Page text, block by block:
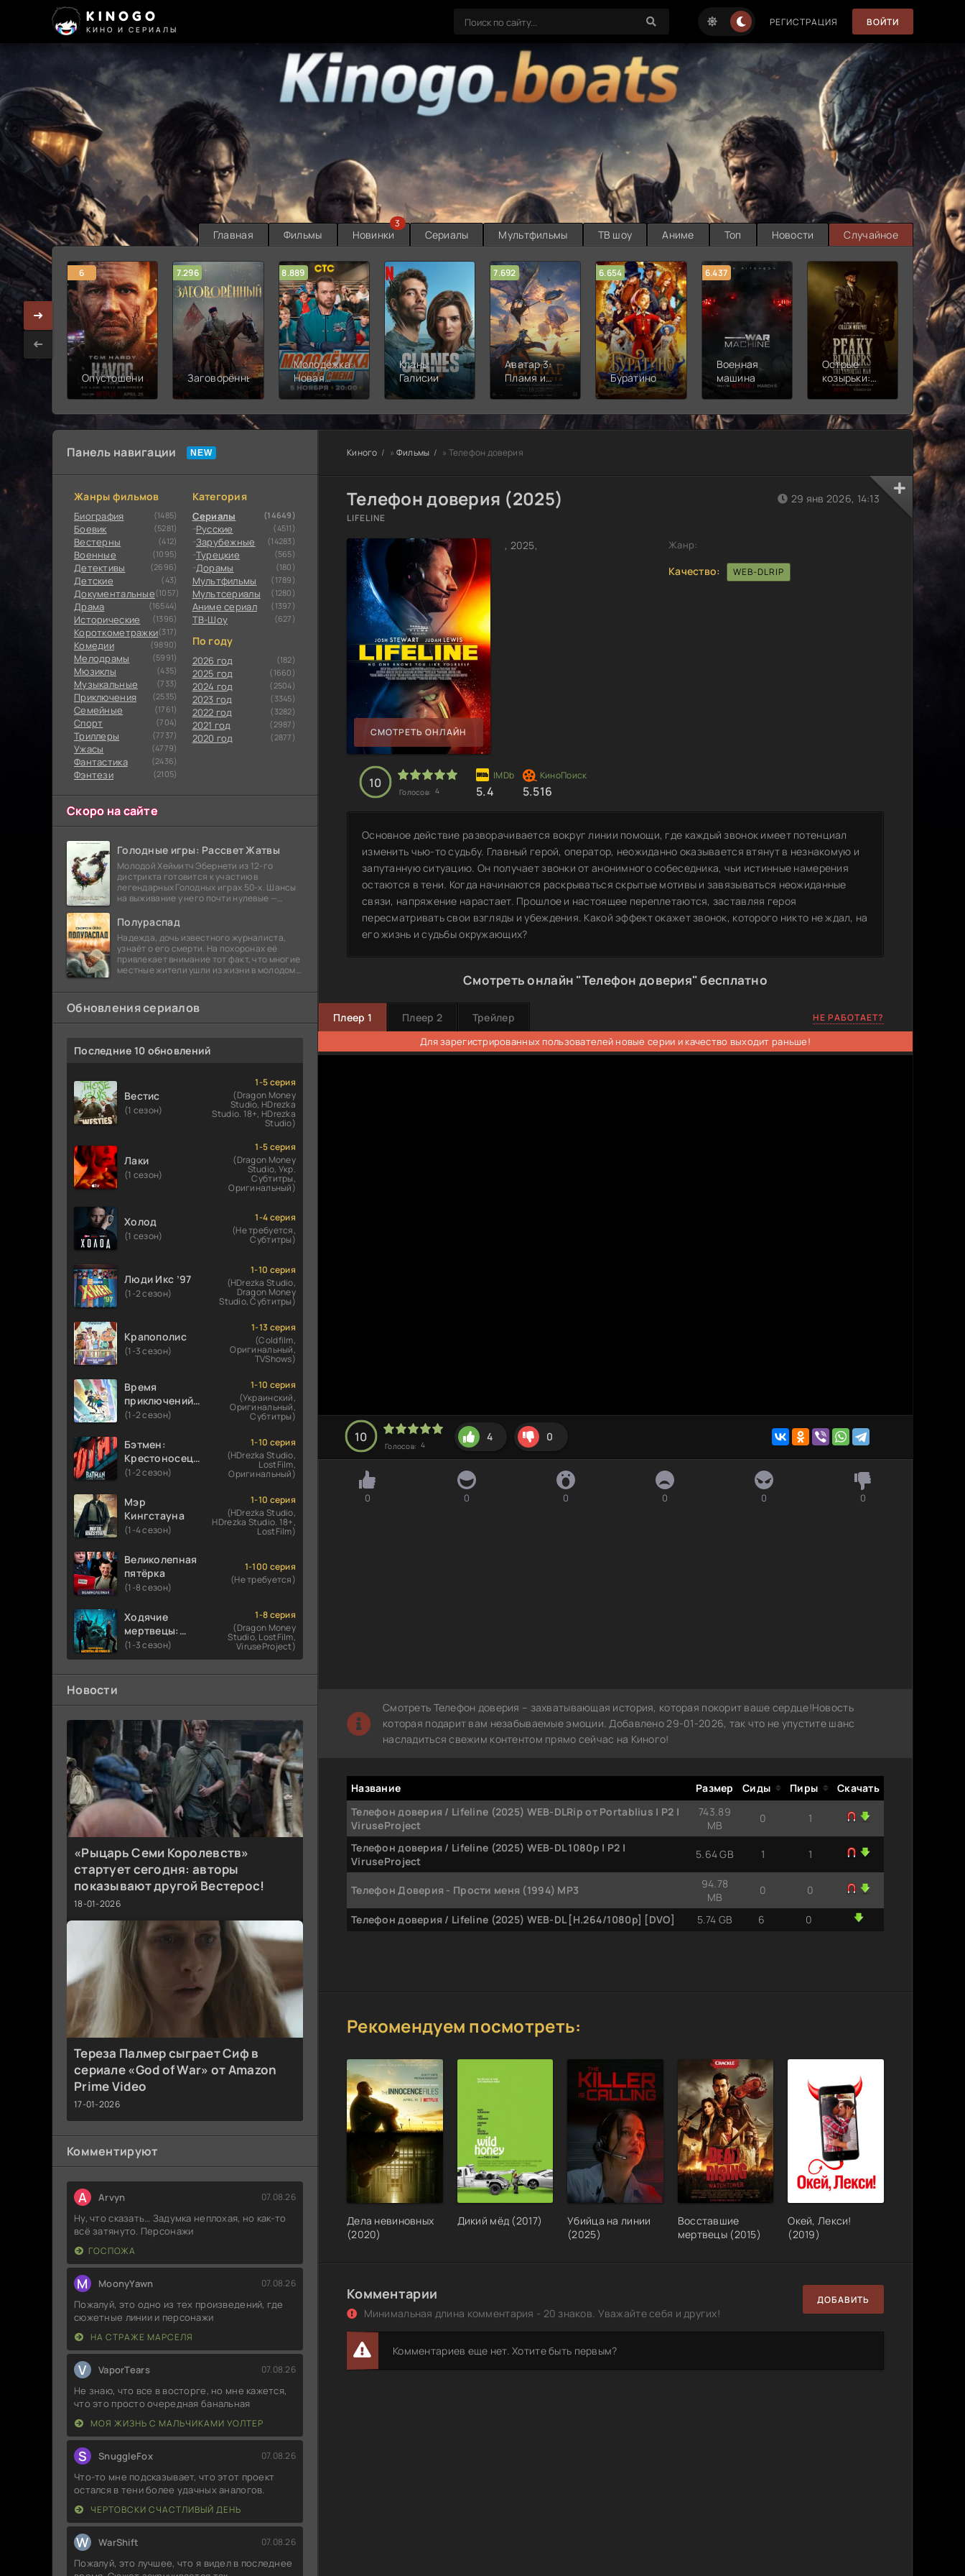
KINOGO
КИНО И СЕРИАЛЫ
РЕГИСТРАЦИЯ ВОЙТИ
Главная Фильмы Новинки
3
Сериалы Мультфильмы ТВ шоу Аниме Топ Новости Случайное
6
Опустошение
7.296
Заговорённый
8.889
Молодёжка:
Новая
смена
Кланы
Галисии
7.692
Аватар 3:
Пламя и
пепел
6.654
Буратино
6.437
Военная
машина
Острые
козырьки:
Бессмертный
7.187
2
Панель навигации
Жанры фильмов
Биография (1485)
Боевик (5281)
Вестерны (412)
Военные (1095)
Детективы (2696)
Детские (43)
Документальные(1057)
Драма (16544)
Исторические (1396)
Короткометражки(317)
Комедии (9890)
Мелодрамы (5991)
Мюзиклы (435)
Музыкальные (733)
Приключения (2535)
Семейные (1761)
Cпорт (704)
Триллеры (7737)
Ужасы (4779)
Фантастика (2436)
Фэнтези (2105)
Категория
Сериалы (14649)
Русские (4511)
Зарубежные (14283)
Турецкие (565)
Дорамы (180)
Мультфильмы (1789)
Мультсериалы (1280)
Аниме сериал (1397)
ТВ-Шоу (627)
По году
2026 год (182)
2025 год (1660)
2024 год (2504)
2023 год (3345)
2022 год (3282)
2021 год (2987)
2020 год (2877)
Скоро на сайте
Голодные игры: Рассвет Жатвы
Молодой Хеймитч Эбернети из 12-го
дистрикта готовится к участию в
легендарных Голодных играх 50-х. Шансы
на выживание у него почти нулевые —
победу еще сорок
Полураспад
Надежда, дочь известного журналиста,
узнаёт о его смерти. На похоронах её
привлекает внимание тот факт, что многие
местные жители ушли из жизни в молодом
бомбы
Обновления сериалов
Последние 10 обновлений
Вестис
(1 сезон)
1-5 серия
(Dragon Money
Studio, HDrezka
Studio. 18+, HDrezka
Studio)
Лаки
(1 сезон)
1-5 серия
(Dragon Money
Studio, Укр.
Субтитры,
Оригинальный)
Холод
(1 сезон)
1-4 серия
(Не требуется,
Субтитры)
Люди Икс ’97
(1-2 сезон)
1-10 серия
(HDrezka Studio,
Dragon Money
Studio, Субтитры)
Крапополис
(1-3 сезон)
1-13 серия
(Coldfilm,
Оригинальный,
TVShows)
Время
приключений:
Фионна и Кейк
(1-2 сезон)
1-10 серия
(Украинский,
Оригинальный,
Субтитры)
Бэтмен:
Крестоносец в
плаще
(1-2 сезон)
1-10 серия
(HDrezka Studio,
LostFilm,
Оригинальный)
Мэр
Кингстауна
(1-4 сезон)
1-10 серия
(HDrezka Studio,
HDrezka Studio. 18+,
LostFilm)
Великолепная
пятёрка
(1-8 сезон)
1-100 серия
(Не требуется)
Ходячие
мертвецы:
Мертвый
город
(1-3 сезон)
1-8 серия
(Dragon Money
Studio, LostFilm,
ViruseProject)
Новости
«Рыцарь Семи Королевств»
стартует сегодня: авторы
показывают другой Вестерос!
18-01-2026
Тереза Палмер сыграет Сиф в
сериале «God of War» от Amazon
Prime Video
17-01-2026
Комментируют
A Arvyn 07.08.26
Ну, что сказать… Задумка неплохая, но как-то
всё затянуто. Персонажи
ГОСПОЖА
M MoonyYawn 07.08.26
Пожалуй, это одно из тех произведений, где
сюжетные линии и персонажи
НА СТРАЖЕ МАРСЕЛЯ
V VaporTears 07.08.26
Не знаю, что все в восторге, но мне кажется,
что это просто очередная банальная
МОЯ ЖИЗНЬ С МАЛЬЧИКАМИ УОЛТЕР
S SnuggleFox 07.08.26
Что-то мне подсказывает, что этот проект
остался в тени более удачных аналогов.
ЧЕРТОВСКИ СЧАСТЛИВЫЙ ДЕНЬ
W WarShift 07.08.26
Пожалуй, это лучшее, что я видел в последнее
Киного » Фильмы » Телефон доверия
Телефон доверия (2025)
LIFELINE
СМОТРЕТЬ ОНЛАЙН
, 2025,
29 янв 2026, 14:13
Жанр:
Качество: WEB-DLRIP
10
Голосов: 4 5.4 5.516
Основное действие разворачивается вокруг линии помощи, где каждый звонок имеет потенциал
изменить чью-то судьбу. Главный герой, оператор, неожиданно оказывается втянут в незнакомую и
запутанную ситуацию. Он получает звонки от анонимного собеседника, чьи истинные намерения
остаются в тени. Когда начинаются раскрываться скрытые мотивы и завязываться неожиданные
связи, напряжение нарастает. Прошлое и настоящее переплетаются, заставляя героя
пересматривать свои взгляды и убеждения. Какой эффект окажет звонок, которого никто не ждал, на
его жизнь и судьбы окружающих?
Смотреть онлайн "Телефон доверия" бесплатно
Плеер 1 Плеер 2 Трейлер НЕ РАБОТАЕТ?
Для зарегистрированных пользователей новые серии и качество выходит раньше!
10
Голосов: 4
4 0
0 0 0 0 0 0
Смотреть Телефон доверия – захватывающая история, которая покорит ваше сердце!Новость
которая подарит вам незабываемые эмоции. Добавлено 29-01-2026, так что не упустите шанс
насладиться свежим контентом прямо сейчас на Киного!
Название Размер Сиды Пиры
Скачать
Телефон доверия / Lifeline (2025) WEB-DLRip от Portablius | P2 |
ViruseProject
743.89
MB
0 1
Телефон доверия / Lifeline (2025) WEB-DL 1080p | P2 |
ViruseProject
5.64 GB 1 1
Телефон Доверия - Прости меня (1994) MP3
94.78
MB
0 0
Телефон доверия / Lifeline (2025) WEB-DL [H.264/1080p] [DVO] 5.74 GB 6 0
Рекомендуем посмотреть:
Дела невиновных
(2020)
Дикий мёд (2017)
Убийца на линии
(2025)
Восставшие
мертвецы (2015)
Окей, Лекси!
(2019)
Комментарии
Минимальная длина комментария - 20 знаков. Уважайте себя и других!
ДОБАВИТЬ
Комментариев еще нет. Хотите быть первым?